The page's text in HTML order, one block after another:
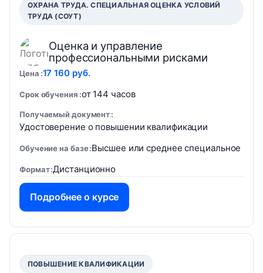
ОХРАНА ТРУДА. СПЕЦИАЛЬНАЯ ОЦЕНКА УСЛОВИЙ
ТРУДА (СОУТ)
Оценка и управление
профессиональными рисками
Цена 17 160 руб.
Срок обучения от 144 часов
Получаемый документ
Удостоверение о повышении квалификации
Обучение на базе Высшее или среднее специальное
Формат Дистанционно
Подробнее о курсе
ПОВЫШЕНИЕ КВАЛИФИКАЦИИ